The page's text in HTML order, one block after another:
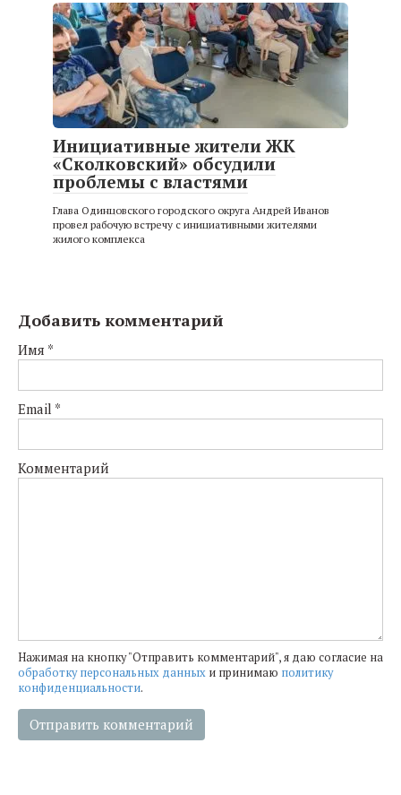
Инициативные жители ЖК
«Сколковский» обсудили
проблемы с властями
Глава Одинцовского городского округа Андрей Иванов
провел рабочую встречу с инициативными жителями
жилого комплекса
Добавить комментарий
Имя *
Email *
Комментарий
Нажимая на кнопку "Отправить комментарий", я даю согласие на
обработку персональных данных и принимаю политику
конфиденциальности.